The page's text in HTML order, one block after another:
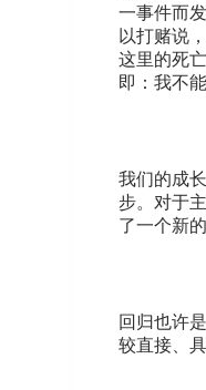
一事件而
以打赌说
这里的死
即：我不
我们的成
步。对于
了一个新
回归也许
较直接、